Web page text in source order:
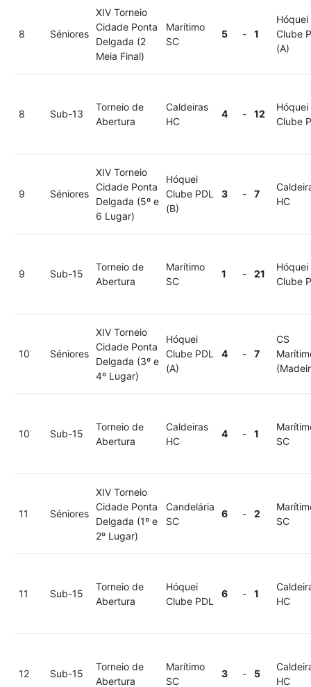
8 Séniores
XIV Torneio
Cidade Ponta
Delgada (2
Meia Final)
Marítimo
SC
5 - 1
Hóquei
Clube
(A)
8 Sub-13
Torneio de
Abertura
Caldeiras
HC
4 - 12
Hóquei
Clube
9 Séniores
XIV Torneio
Cidade Ponta
Delgada (5º e
6 Lugar)
Hóquei
Clube PDL
(B)
3 - 7
HC
9 Sub-15
Torneio de
Abertura
Marítimo
SC
1 - 21
Hóquei
Clube
10 Séniores
XIV Torneio
Cidade Ponta
Delgada (3º e
4º Lugar)
Hóquei
Clube PDL
(A)
4 - 7
CS
10 Sub-15
Torneio de
Abertura
Caldeiras
HC
4 - 1
SC
11 Séniores
XIV Torneio
Cidade Ponta
Delgada (1º e
2º Lugar)
Candelária
SC
6 - 2
SC
11 Sub-15
Torneio de
Abertura
Hóquei
Clube PDL
6 - 1
HC
12 Sub-15
Torneio de
Abertura
Marítimo
SC
3 - 5
HC